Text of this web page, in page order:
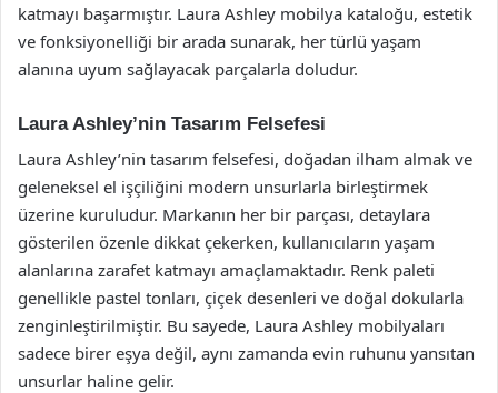
katmayı başarmıştır. Laura Ashley mobilya kataloğu, estetik
ve fonksiyonelliği bir arada sunarak, her türlü yaşam
alanına uyum sağlayacak parçalarla doludur.
Laura Ashley’nin Tasarım Felsefesi
Laura Ashley’nin tasarım felsefesi, doğadan ilham almak ve
geleneksel el işçiliğini modern unsurlarla birleştirmek
üzerine kuruludur. Markanın her bir parçası, detaylara
gösterilen özenle dikkat çekerken, kullanıcıların yaşam
alanlarına zarafet katmayı amaçlamaktadır. Renk paleti
genellikle pastel tonları, çiçek desenleri ve doğal dokularla
zenginleştirilmiştir. Bu sayede, Laura Ashley mobilyaları
sadece birer eşya değil, aynı zamanda evin ruhunu yansıtan
unsurlar haline gelir.